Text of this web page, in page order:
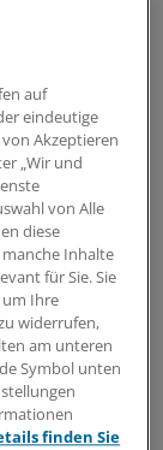
beobachten
Referentin für
mehr als
waren es
7,4 Prozent.
2008 zu
warum
es auf die
und
zurück. Doch
auf
eindeutige
Akzeptieren
„Wir und
von Alle
diese
Inhalte
für Sie. Sie
Ihre
widerrufen,
am unteren
Symbol unten
finden Sie